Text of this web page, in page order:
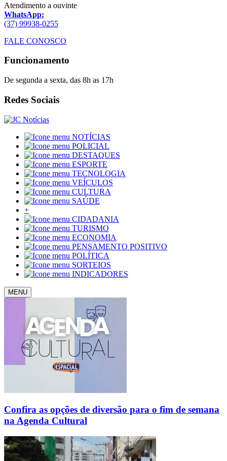
Atendimento a ouvinte
WhatsApp:
(37) 99938-0255
FALE CONOSCO
Funcionamento
De segunda a sexta, das 8h as 17h
Redes Sociais
NOTÍCIAS
POLICIAL
DESTAQUES
ESPORTE
TECNOLOGIA
VEÍCULOS
CULTURA
SAÚDE
+
CIDADANIA
TURISMO
ECONOMIA
PENSAMENTO POSITIVO
POLÍTICA
SORTEIOS
INDICADORES
MENU
Confira as opções de diversão para o fim de semana
na Agenda Cultural